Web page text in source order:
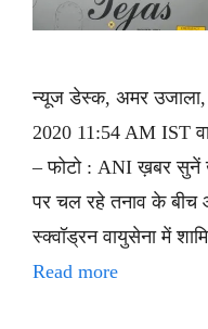
न्यूज डेस्क, अमर
2020 11:54 AM IST
– फोटो : ANI ख़बर सुनें
पर चल रहे तनाव के बीच
स्क्वॉड्रन वायुसेना में
Read more